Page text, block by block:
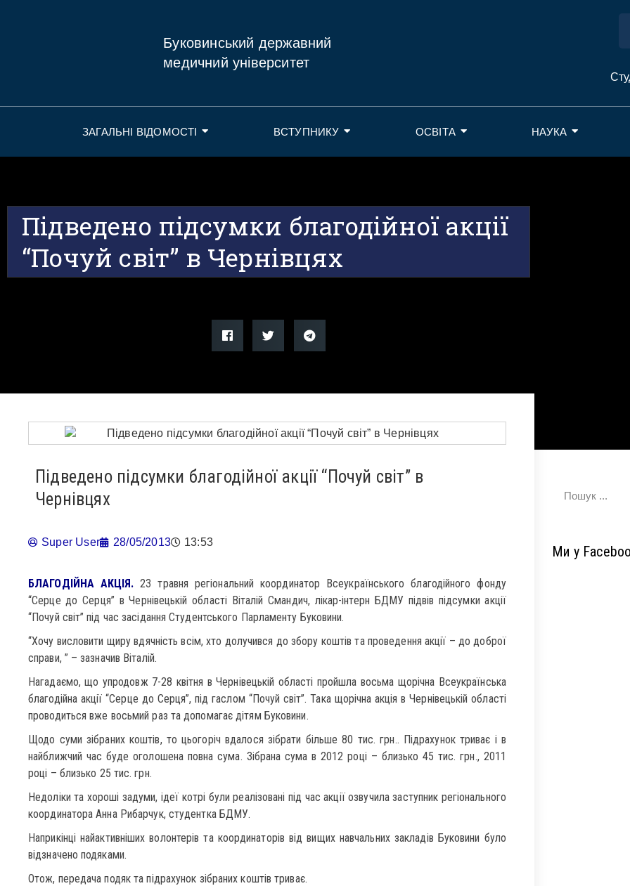
Буковинський державний
медичний університет
ЗАГАЛЬНІ ВІДОМОСТІ ВСТУПНИКУ ОСВІТА НАУКА
Підведено підсумки благодійної акції
“Почуй світ” в Чернівцях
Підведено підсумки благодійної акції “Почуй світ” в
Чернівцях
Super User 28/05/2013 13:53
БЛАГОДІЙНА АКЦІЯ. 23 травня регіональний координатор Всеукраїнського благодійного фонду
“Серце до Серця” в Чернівецькій області Віталій Смандич, лікар-інтерн БДМУ підвів підсумки акції
“Почуй світ” під час засідання Студентського Парламенту Буковини.
“Хочу висловити щиру вдячність всім, хто долучився до збору коштів та проведення акції – до доброї
справи, ” – зазначив Віталій.
Нагадаємо, що упродовж 7-28 квітня в Чернівецькій області пройшла восьма щорічна Всеукраїнська
благодійна акції “Серце до Серця”, під гаслом “Почуй світ”. Така щорічна акція в Чернівецькій області
проводиться вже восьмий раз та допомагає дітям Буковини.
Щодо суми зібраних коштів, то цьогоріч вдалося зібрати більше 80 тис. грн.. Підрахунок триває і в
найближчий час буде оголошена повна сума. Зібрана сума в 2012 році – близько 45 тис. грн., 2011
році – близько 25 тис. грн.
Недоліки та хороші задуми, ідеї котрі були реалізовані під час акції озвучила заступник регіонального
координатора Анна Рибарчук, студентка БДМУ.
Наприкінці найактивніших волонтерів та координаторів від вищих навчальних закладів Буковини було
відзначено подяками.
Отож, передача подяк та підрахунок зібраних коштів триває.
Ми у